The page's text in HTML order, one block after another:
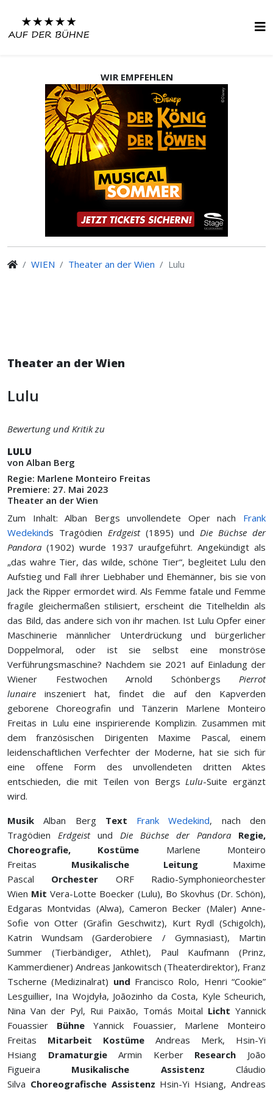
WIR EMPFEHLEN
WIEN Theater an der Wien Lulu
Theater an der Wien
Lulu
Bewertung und Kritik zu
LULU
von Alban Berg
Regie: Marlene Monteiro Freitas
Premiere: 27. Mai 2023
Theater an der Wien
Zum Inhalt: Alban Bergs unvollendete Oper nach Frank
Wedekinds Tragödien Erdgeist(1895) und Die Büchse der
Pandora (1902) wurde 1937 uraufgeführt. Angekündigt als
„das wahre Tier, das wilde, schöne Tier“, begleitet Lulu den
Aufstieg und Fall ihrer Liebhaber und Ehemänner, bis sie von
Jack the Ripper ermordet wird. Als Femme fatale und Femme
fragile gleichermaßen stilisiert, erscheint die Titelheldin als
das Bild, das andere sich von ihr machen. Ist Lulu Opfer einer
Maschinerie männlicher Unterdrückung und bürgerlicher
Doppelmoral, oder ist sie selbst eine monströse
Verführungsmaschine? Nachdem sie 2021 auf Einladung der
Wiener Festwochen Arnold Schönbergs Pierrot
lunaire inszeniert hat, findet die auf den Kapverden
geborene Choreografin und Tänzerin Marlene Monteiro
Freitas in Lulu eine inspirierende Komplizin. Zusammen mit
dem französischen Dirigenten Maxime Pascal, einem
leidenschaftlichen Verfechter der Moderne, hat sie sich für
eine offene Form des unvollendeten dritten Aktes
entschieden, die mit Teilen von BergsLulu-Suite ergänzt
wird.
MusikAlban Berg Text Frank Wedekind, nach den
Tragödien Erdgeistund Die Büchse der Pandora Regie,
Choreografie, Kostüme Marlene Monteiro
Freitas Musikalische Leitung Maxime
Pascal Orchester ORF Radio-Symphonieorchester
Wien Mit Vera-Lotte Boecker (Lulu), Bo Skovhus (Dr. Schön),
Edgaras Montvidas (Alwa), Cameron Becker (Maler) Anne-
Sofie von Otter (Gräfin Geschwitz), Kurt Rydl (Schigolch),
Katrin Wundsam (Garderobiere / Gymnasiast), Martin
Summer (Tierbändiger, Athlet), Paul Kaufmann (Prinz,
Kammerdiener) Andreas Jankowitsch (Theaterdirektor), Franz
Tscherne (Medizinalrat) und Francisco Rolo, Henri “Cookie”
Lesguillier, Ina Wojdyła, Joãozinho da Costa, Kyle Scheurich,
Nina Van der Pyl, Rui Paixão, Tomás Moital Licht Yannick
Fouassier BühneYannick Fouassier, Marlene Monteiro
Freitas Mitarbeit Kostüme Andreas Merk, Hsin-Yi
Hsiang DramaturgieArmin Kerber Research João
Figueira Musikalische Assistenz Cláudio
Silva Choreografische Assistenz Hsin-Yi Hsiang, Andreas